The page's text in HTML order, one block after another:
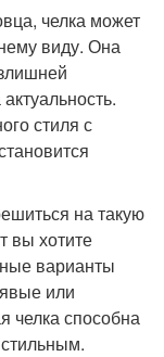
челка может
виду. Она
стиля с
на такую
вы хотите
варианты
или
челка способна